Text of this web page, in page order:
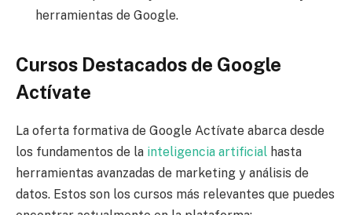
herramientas de Google.
Cursos Destacados de Google
Actívate
La oferta formativa de Google Actívate abarca desde
los fundamentos de la inteligencia artificial hasta
herramientas avanzadas de marketing y análisis de
datos. Estos son los cursos más relevantes que puedes